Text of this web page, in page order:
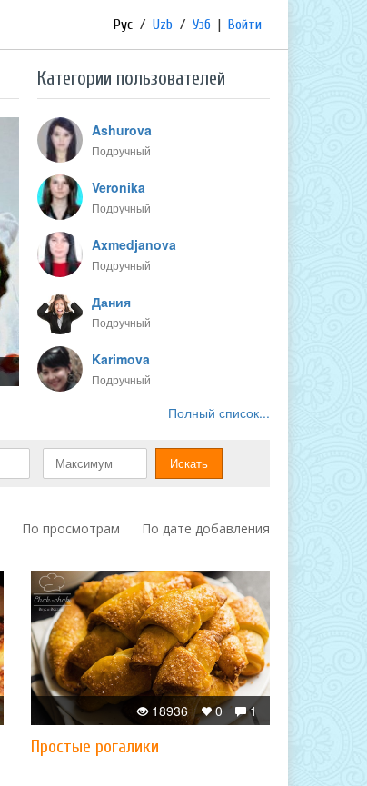
Рус / Uzb / Узб | Войти
Категории пользователей
Ashurova
Подручный
Veronika
Подручный
Axmedjanova
Подручный
Дания
Подручный
Karimova
Подручный
Полный список...
По просмотрам По дате добавления
1
0
18936
Простые рогалики